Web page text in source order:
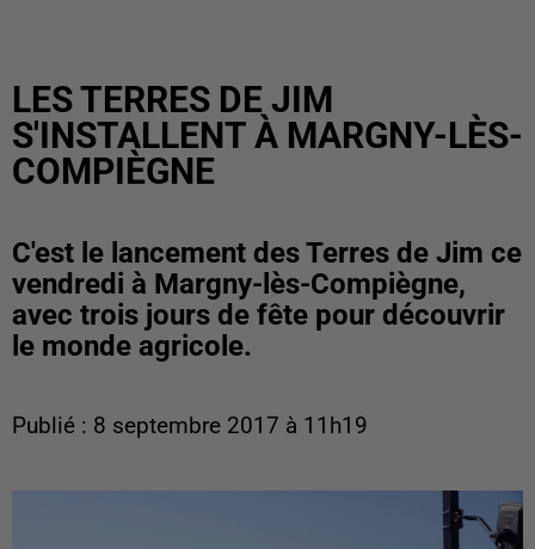
LES TERRES DE JIM
S'INSTALLENT À MARGNY-LÈS-
COMPIÈGNE
C'est le lancement des Terres de Jim ce
vendredi à Margny-lès-Compiègne,
avec trois jours de fête pour découvrir
le monde agricole.
Publié : 8 septembre 2017 à 11h19